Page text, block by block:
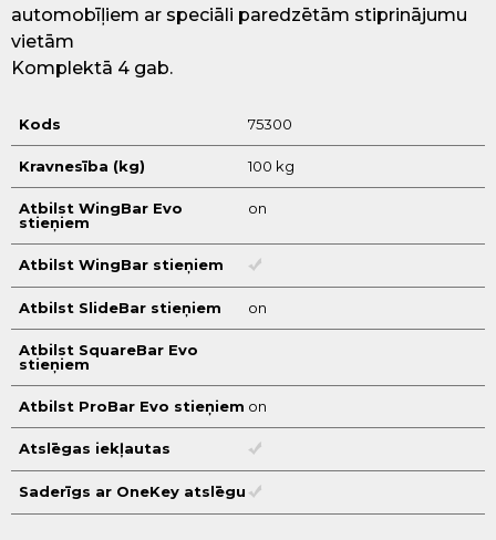
automobīļiem ar speciāli paredzētām stiprinājumu
vietām
Komplektā 4 gab.
Kods 75300
Kravnesība (kg) 100 kg
Atbilst WingBar Evo
stieņiem
on
Atbilst WingBar stieņiem
Atbilst SlideBar stieņiem on
Atbilst SquareBar Evo
stieņiem
Atbilst ProBar Evo stieņiem on
Atslēgas iekļautas
Saderīgs ar OneKey atslēgu